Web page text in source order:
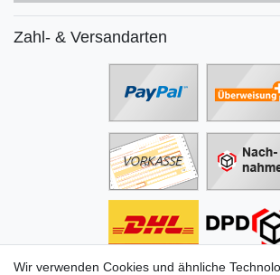
Zahl- & Versandarten
Wir verwenden Cookies und ähnliche